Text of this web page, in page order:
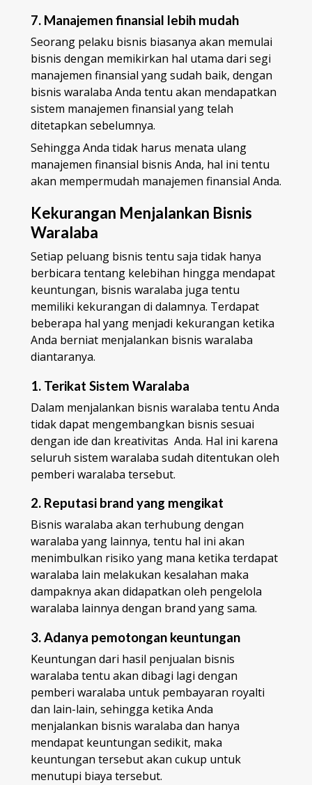
7. Manajemen finansial lebih mudah
Seorang pelaku bisnis biasanya akan memulai
bisnis dengan memikirkan hal utama dari segi
manajemen finansial yang sudah baik, dengan
bisnis waralaba Anda tentu akan mendapatkan
sistem manajemen finansial yang telah
ditetapkan sebelumnya.
Sehingga Anda tidak harus menata ulang
manajemen finansial bisnis Anda, hal ini tentu
akan mempermudah manajemen finansial Anda.
Kekurangan Menjalankan Bisnis
Waralaba
Setiap peluang bisnis tentu saja tidak hanya
berbicara tentang kelebihan hingga mendapat
keuntungan, bisnis waralaba juga tentu
memiliki kekurangan di dalamnya. Terdapat
beberapa hal yang menjadi kekurangan ketika
Anda berniat menjalankan bisnis waralaba
diantaranya.
1. Terikat Sistem Waralaba
Dalam menjalankan bisnis waralaba tentu Anda
tidak dapat mengembangkan bisnis sesuai
dengan ide dan kreativitas Anda. Hal ini karena
seluruh sistem waralaba sudah ditentukan oleh
pemberi waralaba tersebut.
2. Reputasi brand yang mengikat
Bisnis waralaba akan terhubung dengan
waralaba yang lainnya, tentu hal ini akan
menimbulkan risiko yang mana ketika terdapat
waralaba lain melakukan kesalahan maka
dampaknya akan didapatkan oleh pengelola
waralaba lainnya dengan brand yang sama.
3. Adanya pemotongan keuntungan
Keuntungan dari hasil penjualan bisnis
waralaba tentu akan dibagi lagi dengan
pemberi waralaba untuk pembayaran royalti
dan lain-lain, sehingga ketika Anda
menjalankan bisnis waralaba dan hanya
mendapat keuntungan sedikit, maka
keuntungan tersebut akan cukup untuk
menutupi biaya tersebut.